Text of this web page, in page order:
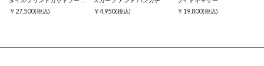
￥27,500(税込) ￥4,950(税込) ￥19,800(税込)